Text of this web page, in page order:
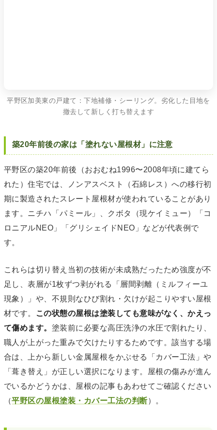
平野区加美東の戸建て：下地補修・シーリング。劣化した目地を
撤去して新しく打ち替えます
築20年前後の家は「塗れない屋根材」に注意
平野区の築20年前後（おおむね1996〜2008年頃に建てら
れた）住宅では、ノンアスベスト（石綿レス）への移行初
期に製造されたスレート屋根材が使われていることがあり
ます。ニチハ「パミール」、クボタ（現ケイミュー）「コ
ロニアルNEO」「グリシェイドNEO」などが代表例で
す。
これらは切り替え当初の技術が未成熟だったため強度が不
足し、表層が1枚ずつ剥がれる「層間剥離（ミルフィーユ
現象）」や、不規則なひび割れ・欠けが起こりやすい屋根
材です。
この状態の屋根は塗装しても意味がなく、かえっ
て傷めます。 塗装前に必要な高圧洗浄の水圧で割れたり、
職人が上がった重みで欠けたりするためです。該当する場
合は、上から新しい金属屋根をかぶせる「カバー工法」や
「葺き替え」が正しい選択になります。屋根の傷みが進ん
でいるかどうかは、屋根の記事もあわせてご確認ください
（平野区の屋根塗装・カバー工法の判断）。